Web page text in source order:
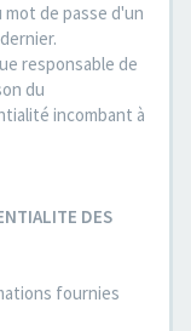
de passe d'un
responsable de
du
incombant à
DES
fournies